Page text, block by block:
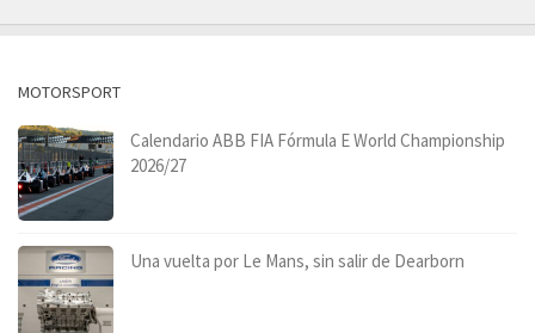
MOTORSPORT
Calendario ABB FIA Fórmula E World Championship
2026/27
Una vuelta por Le Mans, sin salir de Dearborn